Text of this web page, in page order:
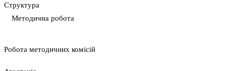
Cтруктура
Методична робота
Pобота методичних комісій